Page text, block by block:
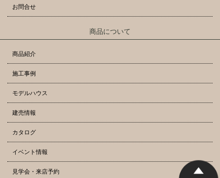
お問合せ
商品について
商品紹介
施工事例
モデルハウス
建売情報
カタログ
イベント情報
見学会・来店予約